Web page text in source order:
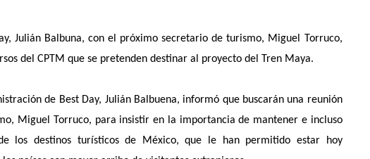
Julián Balbuna, con el próximo secretario de turismo, Miguel Torruco,
del CPTM que se pretenden destinar al proyecto del Tren Maya.
de Best Day, Julián Balbuena, informó que buscarán una reunión
Miguel Torruco, para insistir en la importancia de mantener e incluso
los destinos turísticos de México, que le han permitido estar hoy